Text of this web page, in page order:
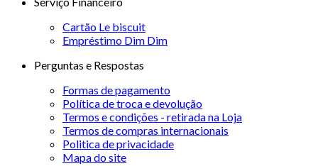
Cartão Le biscuit
Empréstimo Dim Dim
Perguntas e Respostas
Formas de pagamento
Política de troca e devolução
Termos e condições - retirada na Loja
Termos de compras internacionais
Politica de privacidade
Mapa do site